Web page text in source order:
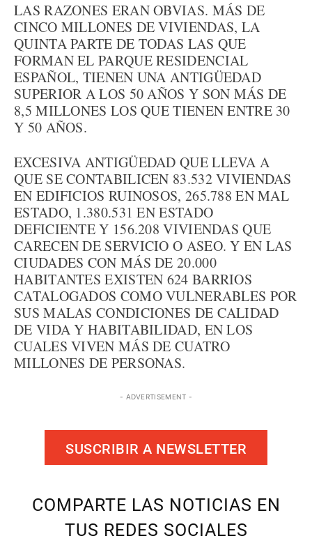
LAS RAZONES ERAN OBVIAS. MÁS DE
CINCO MILLONES DE VIVIENDAS, LA
QUINTA PARTE DE TODAS LAS QUE
FORMAN EL PARQUE RESIDENCIAL
ESPAÑOL, TIENEN UNA ANTIGÜEDAD
SUPERIOR A LOS 50 AÑOS Y SON MÁS DE
8,5 MILLONES LOS QUE TIENEN ENTRE 30
Y 50 AÑOS.
EXCESIVA ANTIGÜEDAD QUE LLEVA A
QUE SE CONTABILICEN 83.532 VIVIENDAS
EN EDIFICIOS RUINOSOS, 265.788 EN MAL
ESTADO, 1.380.531 EN ESTADO
DEFICIENTE Y 156.208 VIVIENDAS QUE
CARECEN DE SERVICIO O ASEO. Y EN LAS
CIUDADES CON MÁS DE 20.000
HABITANTES EXISTEN 624 BARRIOS
CATALOGADOS COMO VULNERABLES POR
SUS MALAS CONDICIONES DE CALIDAD
DE VIDA Y HABITABILIDAD, EN LOS
CUALES VIVEN MÁS DE CUATRO
MILLONES DE PERSONAS.
- ADVERTISEMENT -
SUSCRIBIR A NEWSLETTER
COMPARTE LAS NOTICIAS EN
TUS REDES SOCIALES